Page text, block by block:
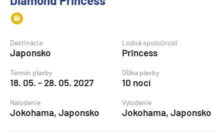
Destinácia
Japonsko
Lodná spoločnosť
Princess
Termín plavby
18. 05. - 28. 05. 2027
Dĺžka plavby
10 nocí
Nalodenie
Jokohama, Japonsko
Vylodenie
Jokohama, Japonsko